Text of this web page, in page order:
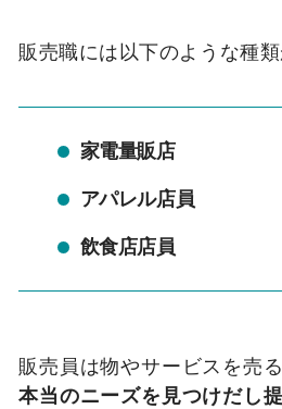
販売職には以下のような種類
家電量販店
アパレル店員
飲食店店員
販売員は物やサービスを売
本当のニーズを見つけだし